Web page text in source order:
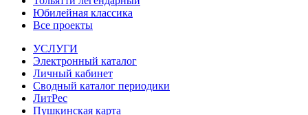
Юбилейная классика
Все проекты
УСЛУГИ
Электронный каталог
Личный кабинет
Сводный каталог периодики
ЛитРес
Пушкинская карта